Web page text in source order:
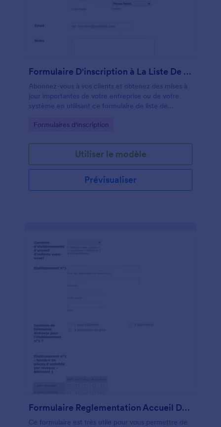
Formulaire D'inscription à La Liste De Diffusion
Abonnez-vous à vos clients et obtenez des mises à
jour importantes de votre entreprise ou de votre
système en utilisant ce formulaire de liste de
inscrivant à tous les services de messagerie tels que
formulaire de liste de diffusion vous permet
d'obtenir les détails de vos clients tels que leur nom,
leur adresse e-mail et des détails supplémentaires
tels que leur téléphone et leur adresse. Dans ce
modèle d'inscription à la liste de diffusion, vous
Go to Category:
Formulaires d'inscription
Utiliser le modèle
Prévisualiser
Formulaire Reglementation Accueil De Jour Des Enfants
Ce formulaire est très utile pour vous permettre de